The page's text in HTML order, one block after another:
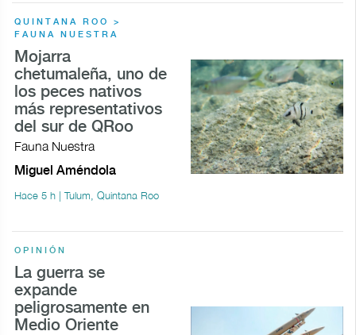
QUINTANA ROO >
FAUNA NUESTRA
Mojarra
chetumaleña, uno de
los peces nativos
más representativos
del sur de QRoo
Fauna Nuestra
Miguel Améndola
Hace 5 h | Tulum, Quintana Roo
OPINIÓN
La guerra se
expande
peligrosamente en
Medio Oriente